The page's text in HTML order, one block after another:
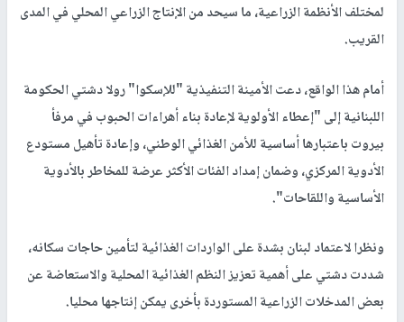
لمختلف الأنظمة الزراعية، ما سيحد من الإنتاج الزراعي المحلي في المدى
القريب.
أمام هذا الواقع، دعت الأمينة التنفيذية "للإسكوا" رولا دشتي الحكومة
اللبنانية إلى "إعطاء الأولوية لإعادة بناء أهراءات الحبوب في مرفأ
بيروت باعتبارها أساسية للأمن الغذائي الوطني، وإعادة تأهيل مستودع
الأدوية المركزي، وضمان إمداد الفئات الأكثر عرضة للمخاطر بالأدوية
الأساسية واللقاحات".
ونظرا لاعتماد لبنان بشدة على الواردات الغذائية لتأمين حاجات سكانه،
شددت دشتي على أهمية تعزيز النظم الغذائية المحلية والاستعاضة عن
بعض المدخلات الزراعية المستوردة بأخرى يمكن إنتاجها محليا.